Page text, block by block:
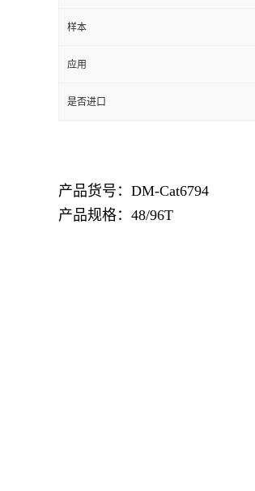
样本
应用
是否进口
产品货号：DM-Cat6794
产品规格：48/96T